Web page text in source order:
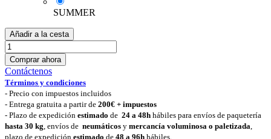
SUMMER
Añadir a la cesta
Comprar ahora
Contáctenos
Términos y condiciones
- Precio con impuestos incluidos
- Entrega gratuita a partir de 200€ + impuestos
- Plazo de expedición estimado de 24 a 48h hábiles para envíos de paquetería
hasta 30 kg, envíos de neumáticos y mercancía voluminosa o paletizada,
plazo de expedición estimado de 48 a 96h hábiles.